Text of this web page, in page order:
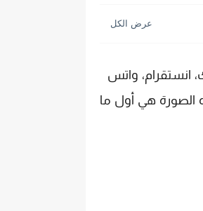
انستقرام، واتس
الصورة هي أول ما